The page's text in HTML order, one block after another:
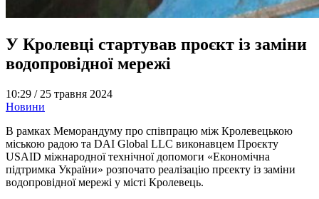
У Кролевці стартував проєкт із заміни
водопровідної мережі
10:29 / 25 травня 2024
Новини
В рамках Меморандуму про співпрацю між Кролевецькою
міською радою та DAI Global LLC виконавцем Проєкту
USAID міжнародної технічної допомоги «Економічна
підтримка України» розпочато реалізацію прєекту із заміни
водопровідної мережі у місті Кролевець.